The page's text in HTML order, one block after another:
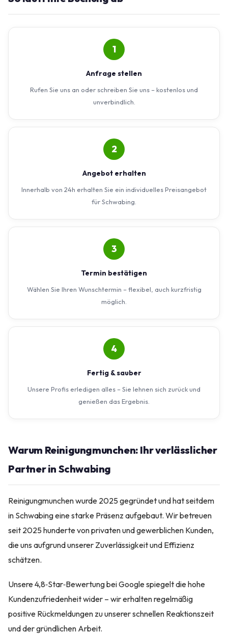
1
Anfrage stellen
Rufen Sie uns an oder schreiben Sie uns – kostenlos und
unverbindlich.
2
Angebot erhalten
Innerhalb von 24h erhalten Sie ein individuelles Preisangebot
für Schwabing.
3
Termin bestätigen
Wählen Sie Ihren Wunschtermin – flexibel, auch kurzfristig
möglich.
4
Fertig & sauber
Unsere Profis erledigen alles – Sie lehnen sich zurück und
genießen das Ergebnis.
Warum Reinigungmunchen: Ihr verlässlicher
Partner in Schwabing
Reinigungmunchen wurde 2025 gegründet und hat seitdem
in Schwabing eine starke Präsenz aufgebaut. Wir betreuen
seit 2025 hunderte von privaten und gewerblichen Kunden,
die uns aufgrund unserer Zuverlässigkeit und Effizienz
schätzen.
Unsere 4,8‑Star‑Bewertung bei Google spiegelt die hohe
Kundenzufriedenheit wider – wir erhalten regelmäßig
positive Rückmeldungen zu unserer schnellen Reaktionszeit
und der gründlichen Arbeit.